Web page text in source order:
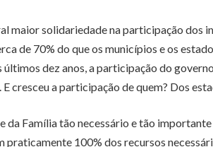
solidariedade na participação dos
de 70% do que os municípios e os
dez anos, a participação do
E cresceu a participação de quem? Dos
da Família tão necessário e tão
100% dos recursos